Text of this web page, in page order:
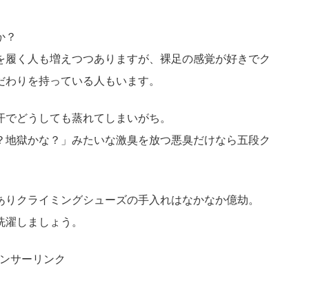
？
く人も増えつつありますが、裸足の感覚が好きでク
りを持っている人もいます。
どうしても蒸れてしまいがち。
獄かな？」みたいな激臭を放つ悪臭だけなら五段ク
クライミングシューズの手入れはなかなか億劫。
しましょう。
サーリンク